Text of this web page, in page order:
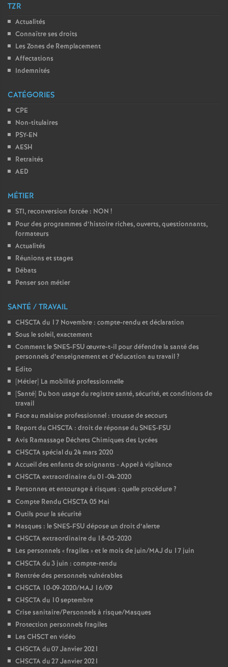
é
l
s
T
s
TZR
Actualités
Connaître ses droits
Les Zones de Remplacement
Affectations
Indemnités
CATÉGORIES
CPE
Non-titulaires
PSY-EN
AESH
Retraités
AED
MÉTIER
STI, reconversion forcée : NON !
Pour des programmes d’histoire riches, ouverts, questionnants,
formateurs
Actualités
Réunions et stages
Débats
Penser son métier
SANTÉ / TRAVAIL
CHSCTA du 17 Novembre : compte-rendu et déclaration
Sous le soleil, exactement
Comment le SNES-FSU œuvre-t-il pour défendre la santé des
personnels d’enseignement et d’éducation au travail?
Edito
[Métier] La mobilité professionnelle
[Santé] Du bon usage du registre santé, sécurité, et conditions de
travail
Face au malaise professionnel : trousse de secours
Report du CHSCTA : droit de réponse du SNES-FSU
Avis Ramassage Déchets Chimiques des Lycées
CHSCTA spécial du 24 mars 2020
Accueil des enfants de soignants - Appel à vigilance
CHSCTA extraordinaire du 01-04-2020
Personnes et entourage à risques : quelle procédure?
Compte Rendu CHSCTA 05 Mai
Outils pour la sécurité
Masques : le SNES-FSU dépose un droit d’alerte
CHSCTA extraordinaire du 18-05-2020
Les personnels «fragiles » et le mois de juin/MAJ du 17 juin
CHSCTA du 3 juin : compte-rendu
Rentrée des personnels vulnérables
CHSCTA 10-09-2020/MAJ 16/09
CHSCTA du 10 septembre
Crise sanitaire/Personnels à risque/Masques
Protection personnels fragiles
Les CHSCT en vidéo
CHSCTA du 07 Janvier 2021
CHSCTA du 27 Janvier 2021